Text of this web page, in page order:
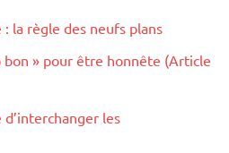
la règle des neufs plans
bon » pour être honnête (Article
les